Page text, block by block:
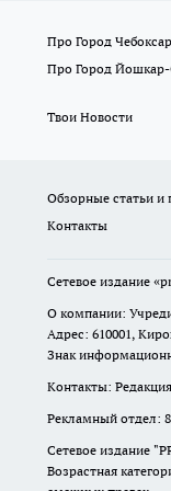
Про Город
Про Город
Твои Новости
Обзорные статьи и
Контакты
Сетевое издание
О компании:
Адрес: 610001,
Знак
Контакты:
Рекламный отдел:
Сетевое издание "
Возрастная